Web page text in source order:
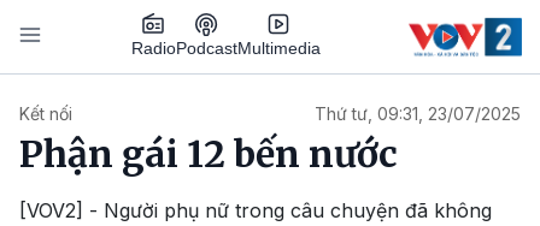
Nhảy đến nội dung
RadioPodcastMultimedia
Kết nối Thứ tư, 09:31, 23/07/2025
Phận gái 12 bến nước
[VOV2] - Người phụ nữ trong câu chuyện đã không